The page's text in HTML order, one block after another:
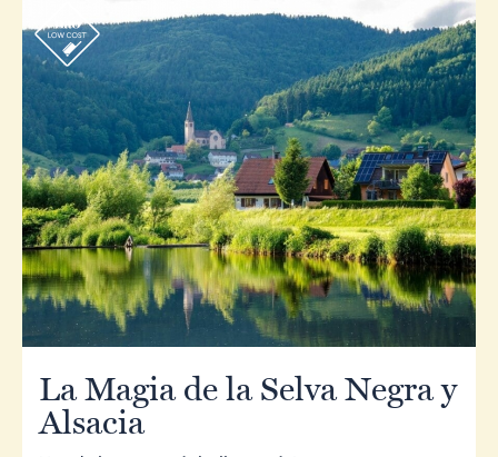
r
La Magia de la Selva Negra y
Alsacia